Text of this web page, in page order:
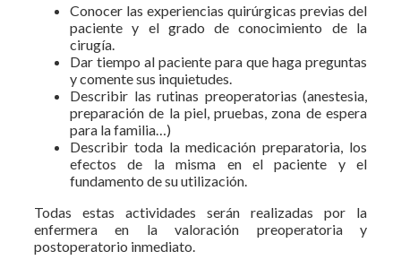
Conocer las experiencias quirúrgicas previas del
paciente y el grado de conocimiento de la
cirugía.
Dar tiempo al paciente para que haga preguntas
y comente sus inquietudes.
Describir las rutinas preoperatorias (anestesia,
preparación de la piel, pruebas, zona de espera
para la familia…)
Describir toda la medicación preparatoria, los
efectos de la misma en el paciente y el
fundamento de su utilización.
Todas estas actividades serán realizadas por la
enfermera en la valoración preoperatoria y
postoperatorio inmediato.